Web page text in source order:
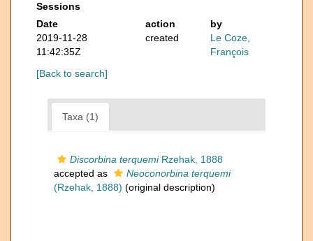
Sessions
Date
action
by
2019-11-28
11:42:35Z
created
Le Coze,
François
[Back to search]
Taxa (1)
Discorbina terquemiRzehak, 1888
accepted as
Neoconorbina terquemi
(Rzehak, 1888) (original description)